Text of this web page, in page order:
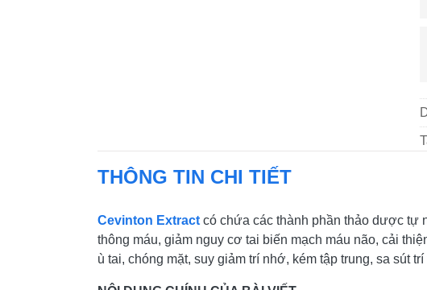
THÔNG TIN CHI TIẾT
Cevinton Extract có chứa các thành phần thảo dược tự
thông máu, giảm nguy cơ tai biến mạch máu não, cải
ù tai, chóng mặt, suy giảm trí nhớ, kém tập trung, sa sút